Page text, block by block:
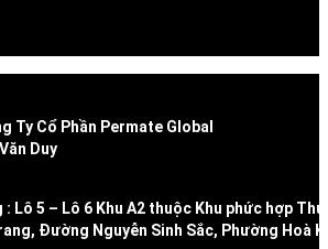
Ty Cổ Phần Permate Global
Duy
Lô 5 – Lô 6 Khu A2 thuộc Khu phức hợp
Đường Nguyễn Sinh Sắc, Phường Hoà